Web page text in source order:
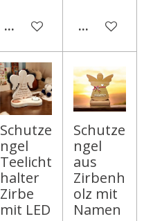
IN DEN WARENKORB
IN DEN
Schutze
ngel
Teelicht
halter
Zirbe
mit LED
Schutze
ngel
aus
Zirbenh
olz mit
Namen